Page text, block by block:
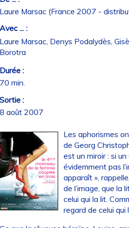
Marsac (France 2007 -
... :
Marsac, Denys Podalydès,
:
min.
:
août 2007
Les aphorismes
de Georg
est un miroir : si un
évidemment pas
apparaît »,
de l’image, que la
celui qui la lit.
regard de celui qui